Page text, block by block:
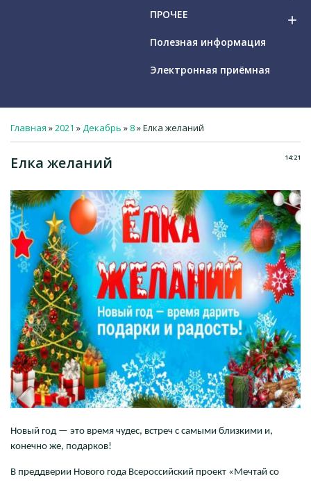
ПРОЧЕЕ add
Полезная информация
Электронная приёмная
Главная »2021 »Декабрь » 8» Елка желаний
14:21
Елка желаний
Новый год — это время чудес, встреч с самыми близкими и,
конечно же, подарков!
В преддверии Нового года Всероссийский проект «Мечтай со